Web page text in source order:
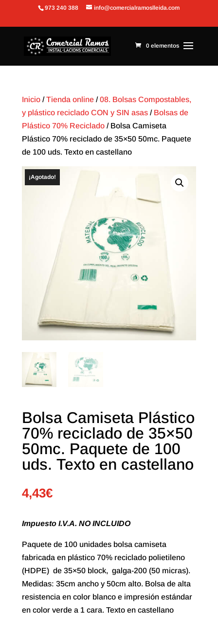
Abrir barra de herramientas
973 240 388 info@comercialramoslleida.com
0 elementos
Inicio/Tienda online/08. Bolsas Compostables,
y plástico reciclado CON y SIN asas/ Bolsas de
Plástico 70% Reciclado/ Bolsa Camiseta
Plástico 70% reciclado de 35×50 50mc. Paquete
de 100 uds. Texto en castellano
¡Agotado!
Bolsa Camiseta Plástico
70% reciclado de 35×50
50mc. Paquete de 100
uds. Texto en castellano
4,43€
Impuesto I.V.A. NO INCLUIDO
Paquete de 100 unidades bolsa camiseta
fabricada en plástico 70% reciclado polietileno
(HDPE) de 35×50 block, galga-200 (50 micras).
Medidas: 35cm ancho y 50cm alto. Bolsa de alta
resistencia en color blanco e impresión estándar
en color verde a 1 cara. Texto en castellano